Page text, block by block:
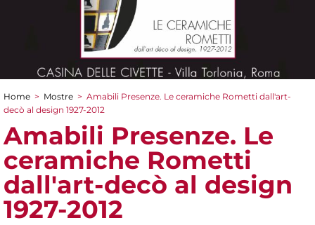
Tu sei qui
Home > Mostre > Amabili Presenze. Le ceramiche Rometti dall'art-
decò al design 1927-2012
Amabili Presenze. Le
ceramiche Rometti
dall'art-decò al design
1927-2012